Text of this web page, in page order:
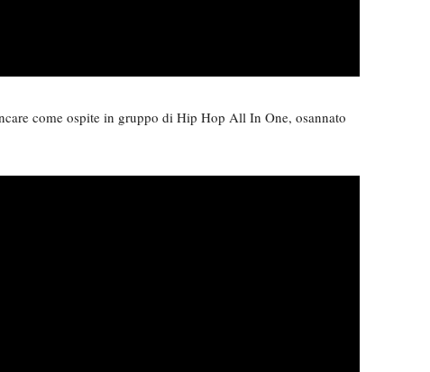
come ospite in gruppo di Hip Hop All In One, osannato